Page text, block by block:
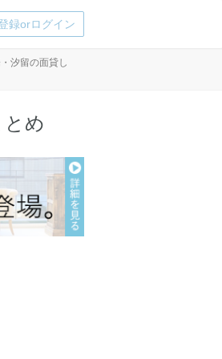
録orログイン
汐留の面貸し
とめ